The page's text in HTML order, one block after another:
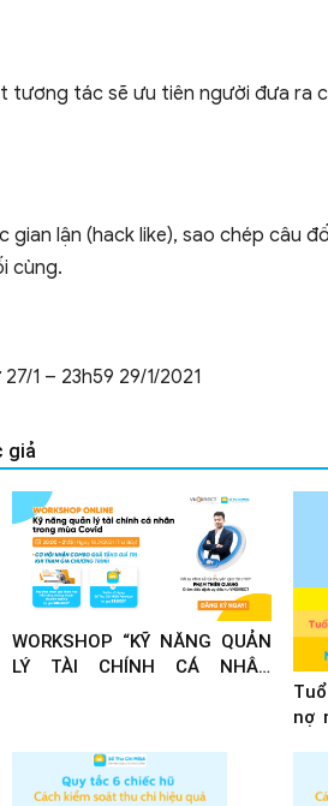
tác sẽ ưu tiên người đưa ra
gian lận (hack like), sao chép câu
cùng.
1 – 23h59 29/1/2021
giả
WORKSHOP “KỸ NĂNG QUẢN
LÝ TÀI CHÍNH CÁ NHÂN
nợ